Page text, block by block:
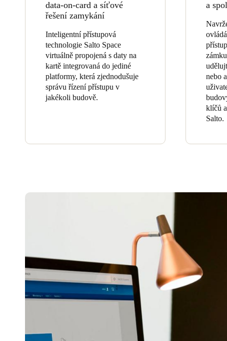
Uložit nový výběr jako výchozí
data-on-card a síťové
řešení zamykání
Inteligentní přístupová
technologie Salto Space
virtuálně propojená s daty na
kartě integrovaná do jediné
platformy, která zjednodušuje
správu řízení přístupu v
jakékoli budově.
a
nebo
klíčů
Salto.